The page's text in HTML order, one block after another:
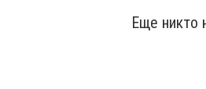
Еще никто